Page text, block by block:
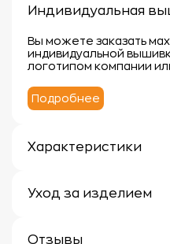
Индивидуальная
Вы можете заказать
индивидуальной
логотипом компании
Подробнее
Характеристики
Материал: 100% хлопок
Уход за изделием
чтобы сохранить их
Отзывы